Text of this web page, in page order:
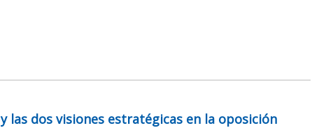
las dos visiones estratégicas en la oposición